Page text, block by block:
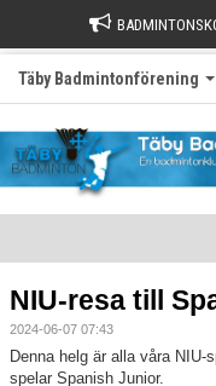
Täby Badmintonförening
Börja spela
NIU-resa till
2024-06-07 07:43
Denna helg är alla våra
spelar Spanish Junior.